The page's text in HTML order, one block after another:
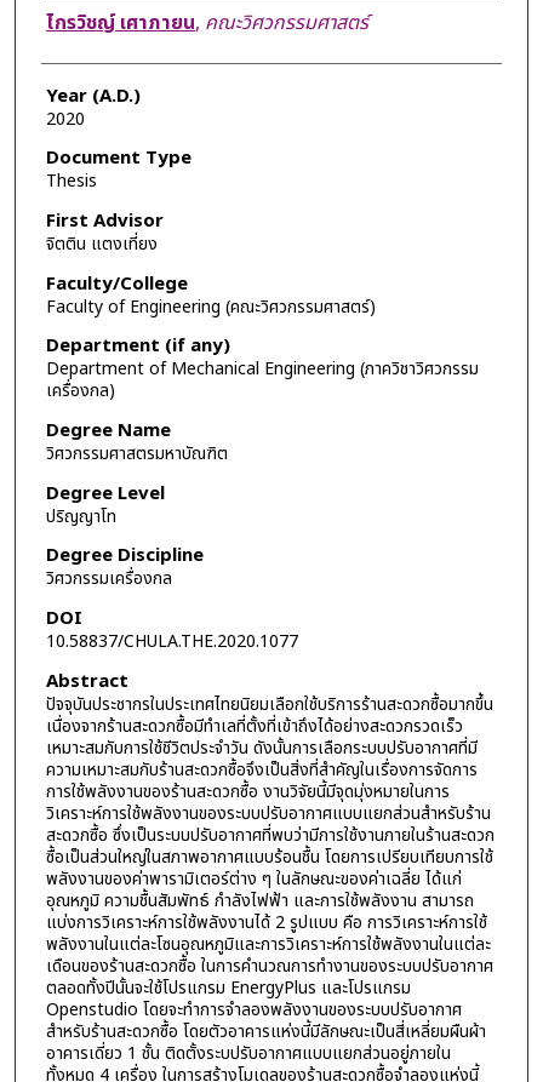
Author
ไกรวิชญ์ เศาภายน, คณะวิศวกรรมศาสตร์
Year (A.D.)
2020
Document Type
Thesis
First Advisor
จิตติน แตงเที่ยง
Faculty/College
Faculty of Engineering (คณะวิศวกรรมศาสตร์)
Department (if any)
Department of Mechanical Engineering (ภาควิชาวิศวกรรม
เครื่องกล)
Degree Name
วิศวกรรมศาสตรมหาบัณฑิต
Degree Level
ปริญญาโท
Degree Discipline
วิศวกรรมเครื่องกล
DOI
10.58837/CHULA.THE.2020.1077
Abstract
ปัจจุบันประชากรในประเทศไทยนิยมเลือกใช้บริการร้านสะดวกซื้อมากขึ้น
เนื่องจากร้านสะดวกซื้อมีทำเลที่ตั้งที่เข้าถึงได้อย่างสะดวกรวดเร็ว
เหมาะสมกับการใช้ชีวิตประจำวัน ดังนั้นการเลือกระบบปรับอากาศที่มี
ความเหมาะสมกับร้านสะดวกซื้อจึงเป็นสิ่งที่สำคัญในเรื่องการจัดการ
การใช้พลังงานของร้านสะดวกซื้อ งานวิจัยนี้มีจุดมุ่งหมายในการ
วิเคราะห์การใช้พลังงานของระบบปรับอากาศแบบแยกส่วนสำหรับร้าน
สะดวกซื้อ ซึ่งเป็นระบบปรับอากาศที่พบว่ามีการใช้งานภายในร้านสะดวก
ซื้อเป็นส่วนใหญ่ในสภาพอากาศแบบร้อนชื้น โดยการเปรียบเทียบการใช้
พลังงานของค่าพารามิเตอร์ต่าง ๆ ในลักษณะของค่าเฉลี่ย ได้แก่
อุณหภูมิ ความชื้นสัมพัทธ์ กำลังไฟฟ้า และการใช้พลังงาน สามารถ
แบ่งการวิเคราะห์การใช้พลังงานได้ 2 รูปแบบ คือ การวิเคราะห์การใช้
พลังงานในแต่ละโซนอุณหภูมิและการวิเคราะห์การใช้พลังงานในแต่ละ
เดือนของร้านสะดวกซื้อ ในการคำนวณการทำงานของระบบปรับอากาศ
ตลอดทั้งปีนั้นจะใช้โปรแกรม EnergyPlus และโปรแกรม
Openstudio โดยจะทำการจำลองพลังงานของระบบปรับอากาศ
สำหรับร้านสะดวกซื้อ โดยตัวอาคารแห่งนี้มีลักษณะเป็นสี่เหลี่ยมผืนผ้า
อาคารเดี่ยว 1 ชั้น ติดตั้งระบปรับอากาศแบบแยกส่วนอยู่ภายใน
ทั้งหมด 4 เครื่อง ในการสร้างโมเดลของร้านสะดวกซื้อจำลองแห่งนี้